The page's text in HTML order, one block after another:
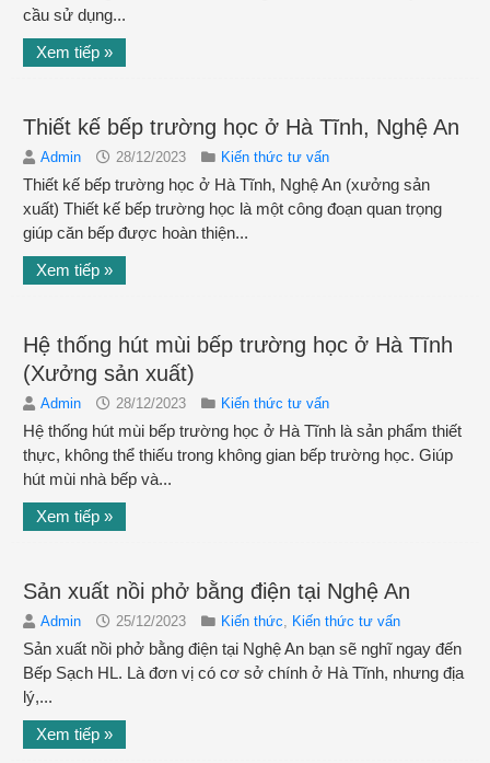
cầu sử dụng...
Xem tiếp »
Thiết kế bếp trường học ở Hà Tĩnh, Nghệ An
Admin 28/12/2023 Kiến thức tư vấn
Thiết kế bếp trường học ở Hà Tĩnh, Nghệ An (xưởng sản
xuất) Thiết kế bếp trường học là một công đoạn quan trọng
giúp căn bếp được hoàn thiện...
Xem tiếp »
Hệ thống hút mùi bếp trường học ở Hà Tĩnh
(Xưởng sản xuất)
Admin 28/12/2023 Kiến thức tư vấn
Hệ thống hút mùi bếp trường học ở Hà Tĩnh là sản phẩm thiết
thực, không thể thiếu trong không gian bếp trường học. Giúp
hút mùi nhà bếp và...
Xem tiếp »
Sản xuất nồi phở bằng điện tại Nghệ An
Admin 25/12/2023 Kiến thức Kiến thức tư vấn
Sản xuất nồi phở bằng điện tại Nghệ An bạn sẽ nghĩ ngay đến
Bếp Sạch HL. Là đơn vị có cơ sở chính ở Hà Tĩnh, nhưng địa
lý,...
Xem tiếp »